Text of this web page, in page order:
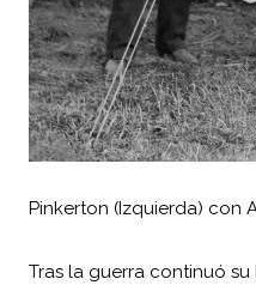
Pinkerton (Izquierda) con
Tras la guerra continuó